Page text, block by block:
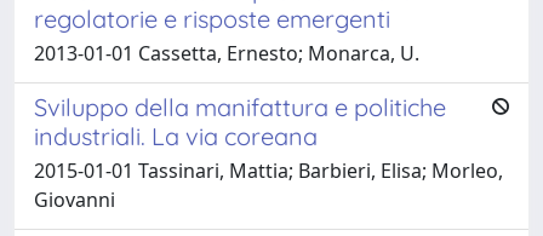
regolatorie e risposte emergenti
2013-01-01 Cassetta, Ernesto; Monarca, U.
Sviluppo della manifattura e politiche
industriali. La via coreana
2015-01-01 Tassinari, Mattia; Barbieri, Elisa; Morleo,
Giovanni